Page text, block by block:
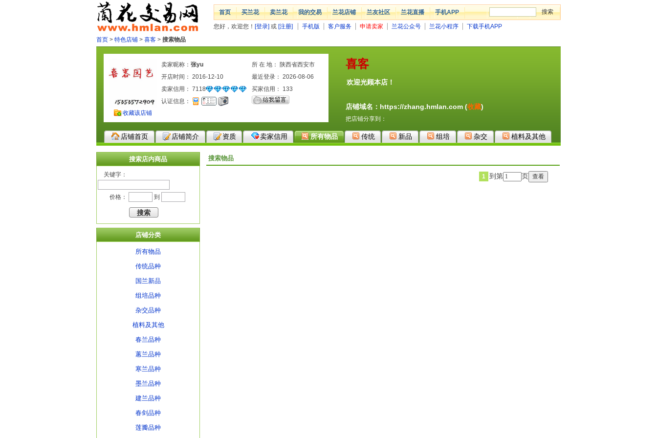
首页 买兰花 卖兰花 我的交易 兰花店铺 兰友社区 兰花直播 手机APP
您好，欢迎您！ [登录] 或 [注册] 手机版 客户服务 申请卖家 兰花公众号 兰花小程序
下载手机APP
首页 > 特色店铺 > 喜客 > 搜索物品
喜客
欢迎光顾本店！
店铺域名：https://zhang.hmlan.com (收藏)
把店铺分享到：
收藏该店铺
卖家昵称： 张yu
所 在 地： 陕西省西安市
开店时间： 2016-12-10
最近登录： 2026-08-06
卖家信用： 7118 买家信用： 133
认证信息：
店铺首页 店铺简介 资质 卖家信用 所有物品 传统 新品 组培 杂交 植料及其他
搜索店内商品
关键字：
价格： 到
店铺分类
所有物品
传统品种
国兰新品
组培品种
杂交品种
植料及其他
春兰品种
蕙兰品种
寒兰品种
墨兰品种
建兰品种
春剑品种
莲瓣品种
搜索物品
1 到第 页